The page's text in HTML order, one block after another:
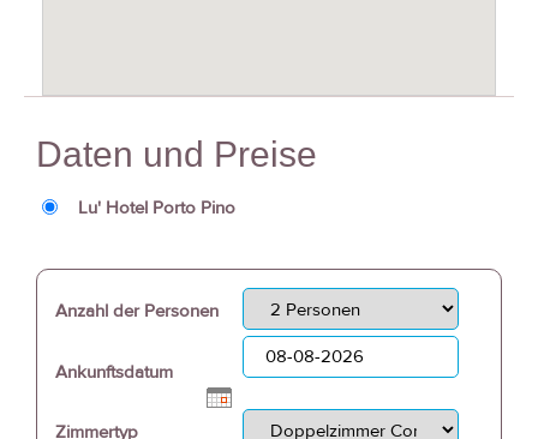
Daten und Preise
Lu' Hotel Porto Pino
Anzahl der Personen
Ankunftsdatum
Zimmertyp